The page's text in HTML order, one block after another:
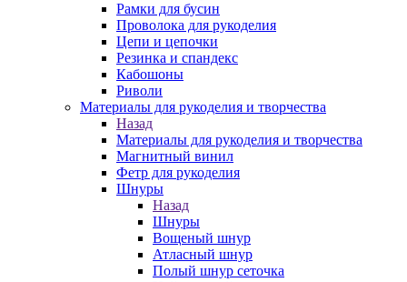
Рамки для бусин
Проволока для рукоделия
Цепи и цепочки
Резинка и спандекс
Кабошоны
Риволи
Материалы для рукоделия и творчества
Назад
Материалы для рукоделия и творчества
Магнитный винил
Фетр для рукоделия
Шнуры
Назад
Шнуры
Вощеный шнур
Атласный шнур
Полый шнур сеточка